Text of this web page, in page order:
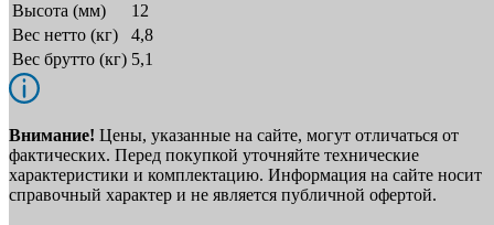
Высота (мм)
12
Вес нетто (кг)
4,8
Вес брутто (кг) 5,1
Внимание! Цены, указанные на сайте, могут отличаться от
фактических. Перед покупкой уточняйте технические
характеристики и комплектацию. Информация на сайте носит
справочный характер и не является публичной офертой.